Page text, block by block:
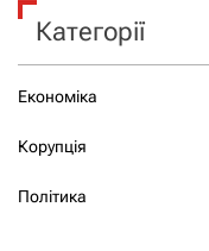
Категорії
Економіка
Корупція
Політика